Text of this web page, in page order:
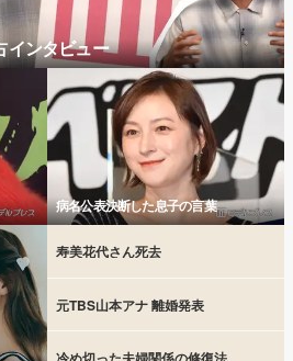
インタビュー
病名公表決断した息子の言葉
寿美花代さん死去
元TBS山本アナ 離婚発表